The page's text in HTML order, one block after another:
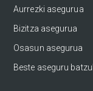
Aurrezki asegurua
Bizitza asegurua
Osasun asegurua
Beste aseguru